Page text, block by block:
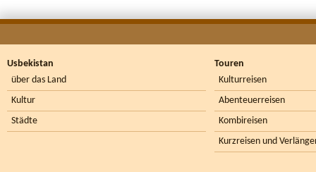
Usbekistan
über das Land
Kultur
Städte
Touren
Kulturreisen
Abenteuerreisen
Kombireisen
Kurzreisen und